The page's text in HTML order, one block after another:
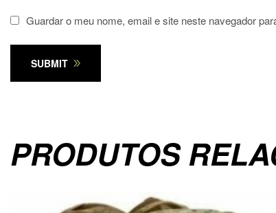
Guardar o meu nome, email e site neste navegador
SUBMIT
PRODUTOS